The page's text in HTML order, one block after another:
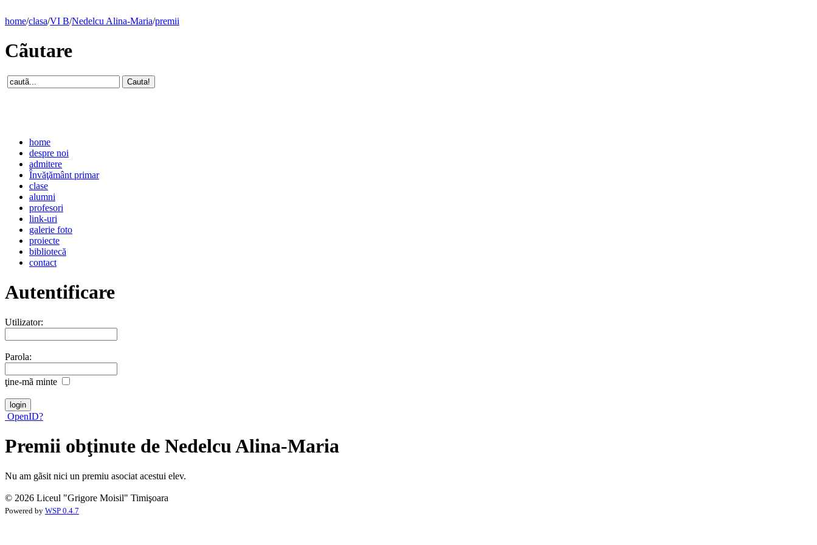
home/clasa/VI B/Nedelcu Alina-Maria/premii
Cãutare
home
despre noi
admitere
Învăţământ primar
clase
alumni
profesori
link-uri
galerie foto
proiecte
bibliotecă
contact
Autentificare
Utilizator:
Parola:
ţine-mã minte
OpenID?
Premii obţinute de Nedelcu Alina-Maria
Nu am gãsit nici un premiu asociat acestui elev.
© 2026 Liceul "Grigore Moisil" Timişoara
Powered by WSP 0.4.7